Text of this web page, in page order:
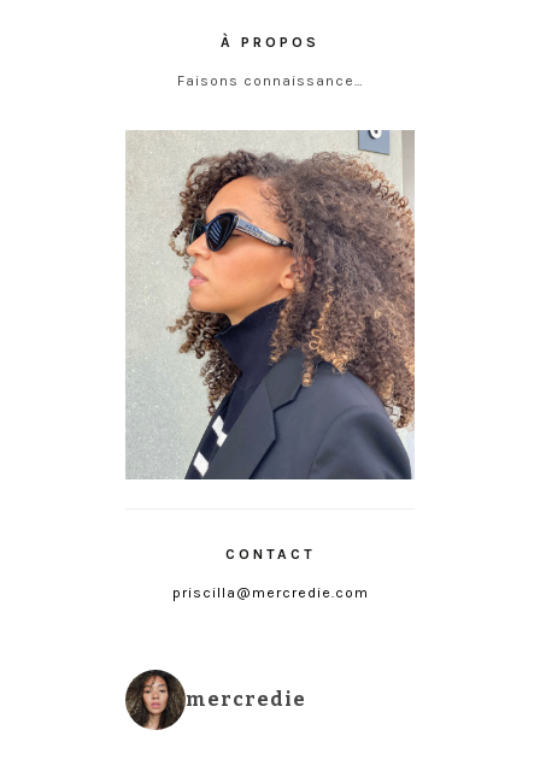
À PROPOS
Faisons connaissance…
CONTACT
priscilla@mercredie.com
mercredie